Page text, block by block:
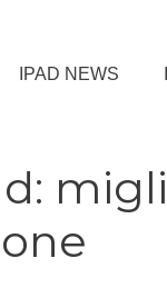
IPAD NEWS